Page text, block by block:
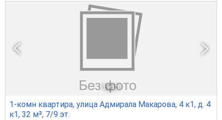
1 из 1
1-комн квартира, улица Адмирала Макарова, 4 к1, д. 4
к1, 32 м², 7/9 эт.